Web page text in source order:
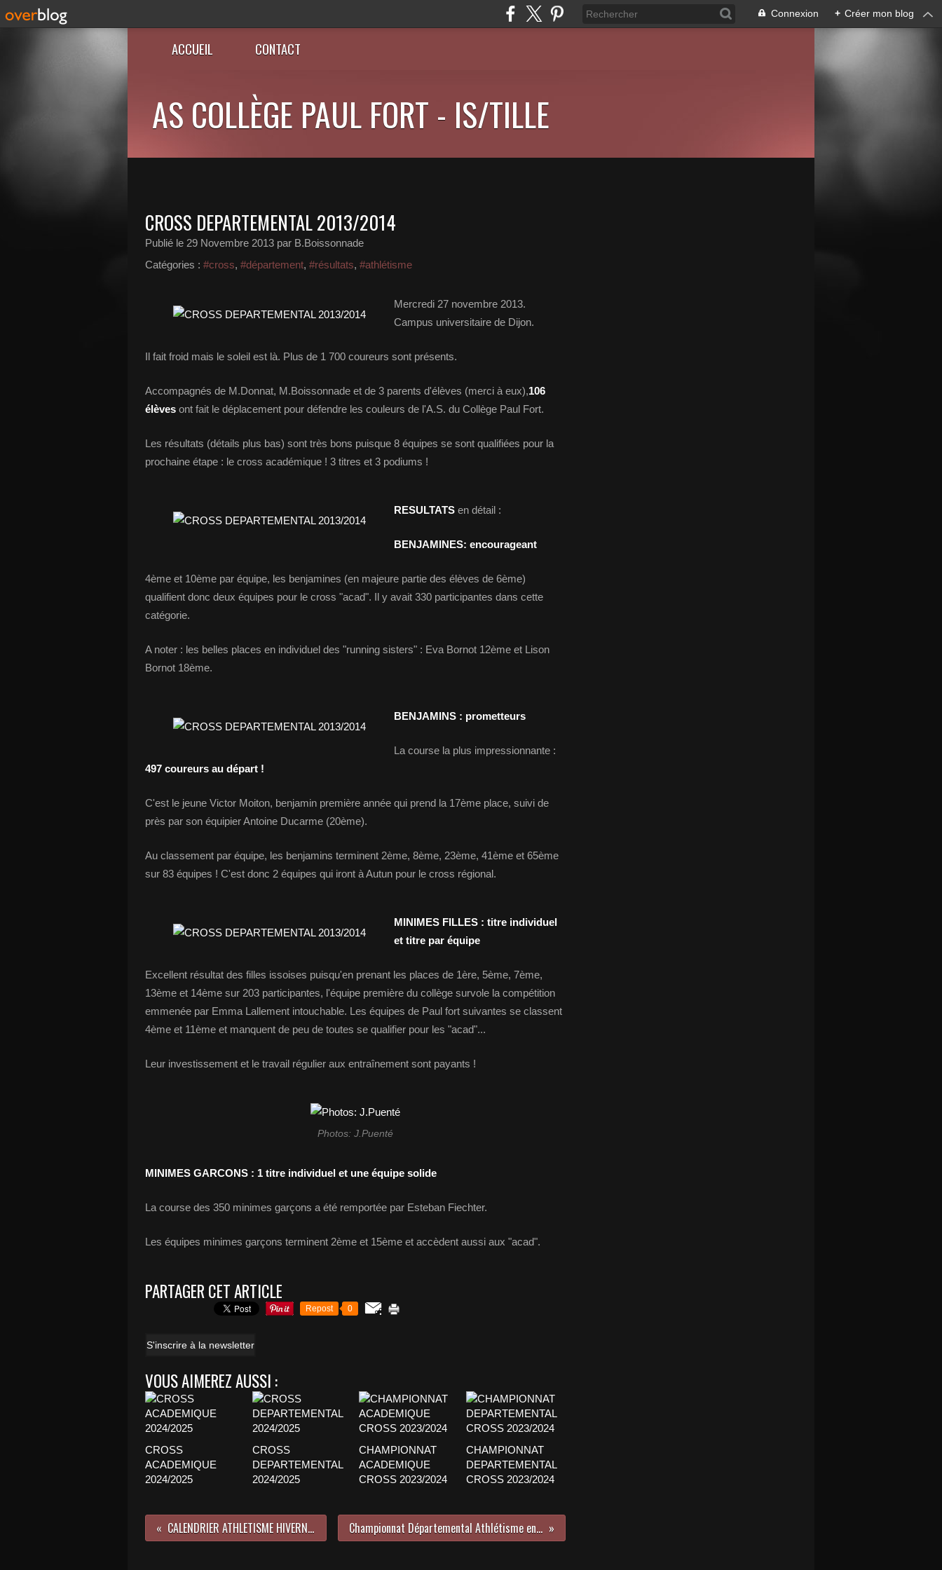
Connexion + Créer mon blog
ACCUEIL CONTACT
AS COLLÈGE PAUL FORT - IS/TILLE
CROSS DEPARTEMENTAL 2013/2014
Publié le 29 Novembre 2013 par B.Boissonnade
Catégories : #cross, #département, #résultats, #athlétisme
Mercredi 27 novembre 2013.
Campus universitaire de Dijon.
Il fait froid mais le soleil est là. Plus de 1 700 coureurs sont présents.
Accompagnés de M.Donnat, M.Boissonnade et de 3 parents d'élèves (merci à eux),106
élèves ont fait le déplacement pour défendre les couleurs de l'A.S. du Collège Paul Fort.
Les résultats (détails plus bas) sont très bons puisque 8 équipes se sont qualifiées pour la
prochaine étape : le cross académique ! 3 titres et 3 podiums !
RESULTATS en détail :
BENJAMINES: encourageant
4ème et 10ème par équipe, les benjamines (en majeure partie des élèves de 6ème)
qualifient donc deux équipes pour le cross "acad". Il y avait 330 participantes dans cette
catégorie.
A noter : les belles places en individuel des "running sisters" : Eva Bornot 12ème et Lison
Bornot 18ème.
BENJAMINS : prometteurs
La course la plus impressionnante :
497 coureurs au départ !
C'est le jeune Victor Moiton, benjamin première année qui prend la 17ème place, suivi de
près par son équipier Antoine Ducarme (20ème).
Au classement par équipe, les benjamins terminent 2ème, 8ème, 23ème, 41ème et 65ème
sur 83 équipes ! C'est donc 2 équipes qui iront à Autun pour le cross régional.
MINIMES FILLES : titre individuel
et titre par équipe
Excellent résultat des filles issoises puisqu'en prenant les places de 1ère, 5ème, 7ème,
13ème et 14ème sur 203 participantes, l'équipe première du collège survole la compétition
emmenée par Emma Lallement intouchable. Les équipes de Paul fort suivantes se classent
4ème et 11ème et manquent de peu de toutes se qualifier pour les "acad"...
Leur investissement et le travail régulier aux entraînement sont payants !
Photos: J.Puenté
MINIMES GARCONS : 1 titre individuel et une équipe solide
La course des 350 minimes garçons a été remportée par Esteban Fiechter.
Les équipes minimes garçons terminent 2ème et 15ème et accèdent aussi aux "acad".
PARTAGER CET ARTICLE
Repost 0
S'inscrire à la newsletter
VOUS AIMEREZ AUSSI :
CROSS
ACADEMIQUE
2024/2025
CROSS
DEPARTEMENTAL
2024/2025
CHAMPIONNAT
ACADEMIQUE
CROSS 2023/2024
CHAMPIONNAT
DEPARTEMENTAL
CROSS 2023/2024
CALENDRIER ATHLETISME HIVERNAL 2013/2014 Championnat Départemental Athlétisme en Salle 2013/2014